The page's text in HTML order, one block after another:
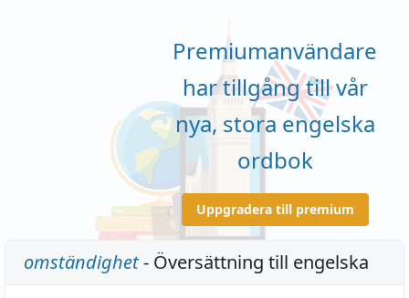
Premiumanvändare
har tillgång till vår
nya, stora engelska
ordbok
Uppgradera till premium
omständighet- Översättning till engelska